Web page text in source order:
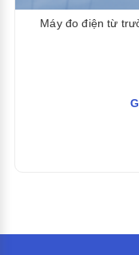
Máy đo điện từ